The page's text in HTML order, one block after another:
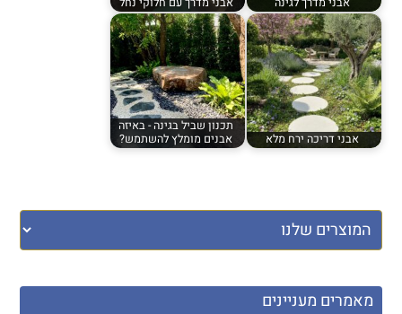
מאמרים מעניינים
אבני דריכה ירח מלא
תכנון שביל בגינה - באיזה
אבנים מומלץ להשתמש?